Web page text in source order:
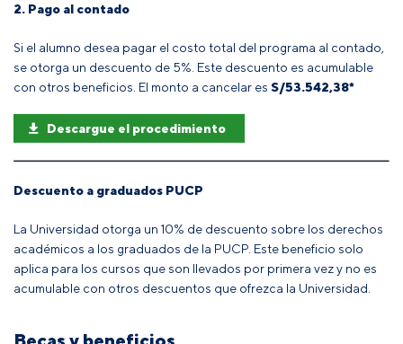
2. Pago al contado
Si el alumno desea pagar el costo total del programa al contado,
se otorga un descuento de 5%. Este descuento es acumulable
con otros beneficios. El monto a cancelar es S/53.542,38*
Descargue el procedimiento
Descuento a graduados PUCP
La Universidad otorga un 10% de descuento sobre los derechos
académicos a los graduados de la PUCP. Este beneficio solo
aplica para los cursos que son llevados por primera vez y no es
acumulable con otros descuentos que ofrezca la Universidad.